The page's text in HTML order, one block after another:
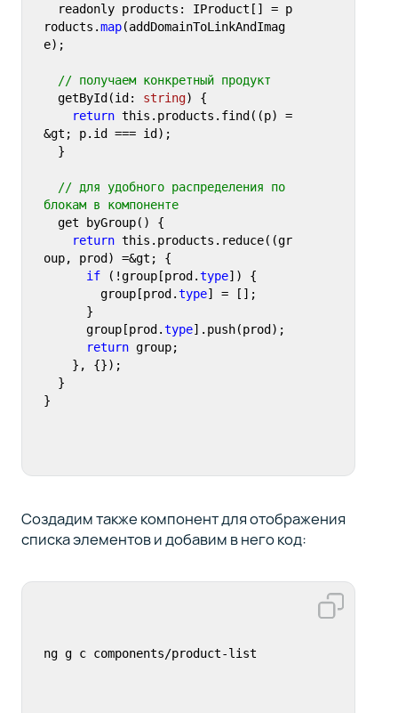
roducts.map(addDomainToLinkAndImag
e);
// получаем конкретный продукт
  getById(id:
string) {
return this.products.find((p) =
&gt; p.id === id);
// для удобного распределения по
блокам в компоненте
return this.products.reduce((gr
oup, prod) =&gt; {
if (!group[prod.type]) {
        group[prod.
type] = [];
      group[prod.
type].push(prod);
return group;
}
Создадим также компонент для отображения
списка элементов и добавим в него код:
ng g c components/product-list